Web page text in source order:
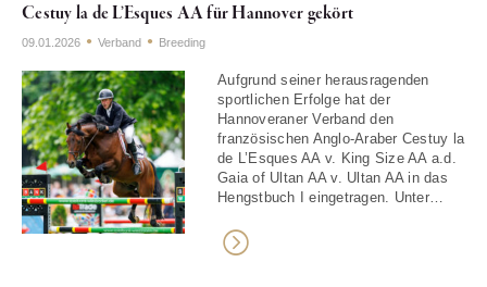
Cestuy la de L’Esques AA für Hannover gekört
09.01.2026 Verband Breeding
Aufgrund seiner herausragenden
sportlichen Erfolge hat der
Hannoveraner Verband den
französischen Anglo-Araber Cestuy la
de L’Esques AA v. King Size AA a.d.
Gaia of Ultan AA v. Ultan AA in das
Hengstbuch I eingetragen. Unter…